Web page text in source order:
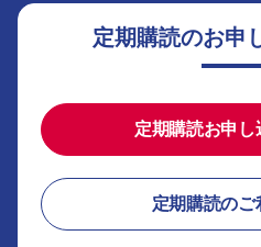
定期購読のお申
定期購読お申し
定期購読のご